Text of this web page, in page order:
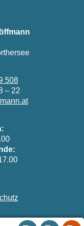
508
– 22